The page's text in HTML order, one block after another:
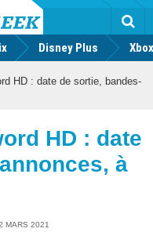
Disney Plus
HD : date de sortie, bandes-
HD : date
à
MARS 2021
Youtube